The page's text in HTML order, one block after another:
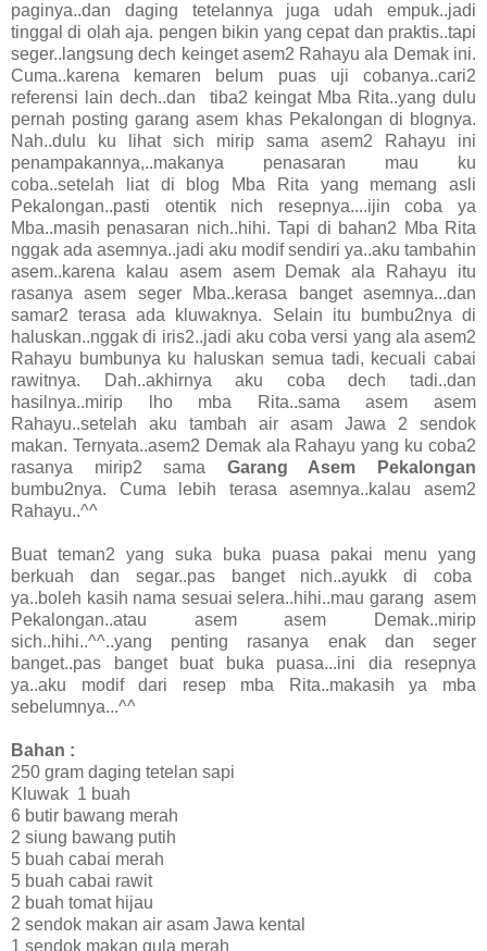
paginya..dan daging tetelannya juga udah empuk..jadi
tinggal di olah aja. pengen bikin yang cepat dan praktis..tapi
seger..langsung dech keinget asem2 Rahayu ala Demak ini.
Cuma..karena kemaren belum puas uji cobanya..cari2
referensi lain dech..dan tiba2 keingat Mba Rita..yang dulu
pernah posting garang asem khas Pekalongan di blognya.
Nah..dulu ku lihat sich mirip sama asem2 Rahayu ini
penampakannya,..makanya penasaran mau ku
coba..setelah liat di blog Mba Rita yang memang asli
Pekalongan..pasti otentik nich resepnya....ijin coba ya
Mba..masih penasaran nich..hihi. Tapi di bahan2 Mba Rita
nggak ada asemnya..jadi aku modif sendiri ya..aku tambahin
asem..karena kalau asem asem Demak ala Rahayu itu
rasanya asem seger Mba..kerasa banget asemnya...dan
samar2 terasa ada kluwaknya. Selain itu bumbu2nya di
haluskan..nggak di iris2..jadi aku coba versi yang ala asem2
Rahayu bumbunya ku haluskan semua tadi, kecuali cabai
rawitnya. Dah..akhirnya aku coba dech tadi..dan
hasilnya..mirip lho mba Rita..sama asem asem
Rahayu..setelah aku tambah air asam Jawa 2 sendok
makan. Ternyata..asem2 Demak ala Rahayu yang ku coba2
rasanya mirip2 sama Garang Asem Pekalongan
bumbu2nya. Cuma lebih terasa asemnya..kalau asem2
Rahayu..^^
Buat teman2 yang suka buka puasa pakai menu yang
berkuah dan segar..pas banget nich..ayukk di coba
ya..boleh kasih nama sesuai selera..hihi..mau garang asem
Pekalongan..atau asem asem Demak..mirip
sich..hihi..^^..yang penting rasanya enak dan seger
banget..pas banget buat buka puasa...ini dia resepnya
ya..aku modif dari resep mba Rita..makasih ya mba
sebelumnya...^^
Bahan :
250 gram daging tetelan sapi
Kluwak 1 buah
6 butir bawang merah
2 siung bawang putih
5 buah cabai merah
5 buah cabai rawit
2 buah tomat hijau
2 sendok makan air asam Jawa kental
1 sendok makan gula merah